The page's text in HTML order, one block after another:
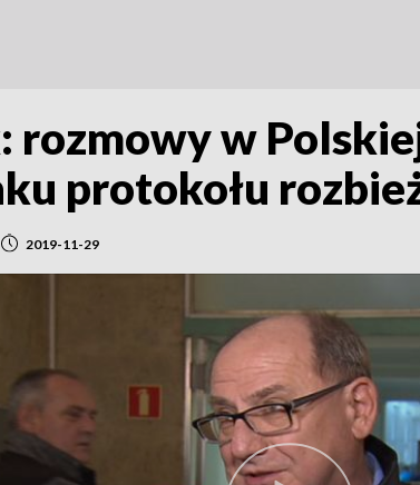
rozmowy w
protokołu
2019-11-29